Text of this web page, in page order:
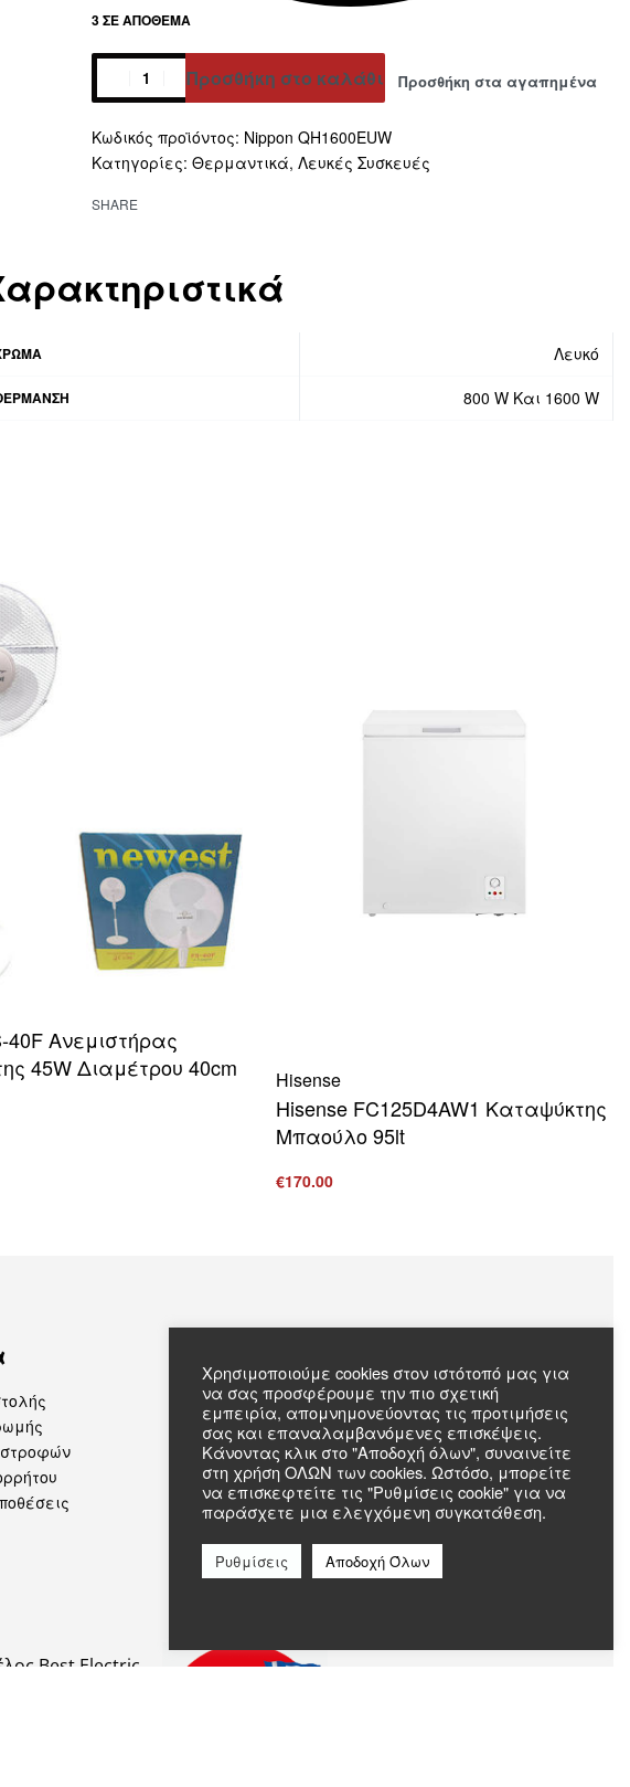
3 ΣΕ ΑΠΌΘΕΜΑ
Προσθήκη στο καλάθι Προσθήκη στα αγαπημένα
Nippon QH1600EUW
Κατηγορίες: Θερμαντικά, Λευκές Συσκευές
SHARE
Λευκό
800 W Και 1600 W
40F Ανεμιστήρας
45W Διαμέτρου 40cm
Hisense
Hisense FC125D4AW1 Καταψύκτης
Μπαούλο 95lt
€170.00
Συχνές Ερωτήσεις
Σχετικά με εμάς
Επικοινωνία
Best Electric
Χρησιμοποιούμε cookies στον ιστότοπό μας για
να σας προσφέρουμε την πιο σχετική
εμπειρία, απομνημονεύοντας τις προτιμήσεις
σας και επαναλαμβανόμενες επισκέψεις.
Κάνοντας κλικ στο "Αποδοχή όλων", συναινείτε
στη χρήση ΟΛΩΝ των cookies. Ωστόσο, μπορείτε
να επισκεφτείτε τις "Ρυθμίσεις cookie" για να
παράσχετε μια ελεγχόμενη συγκατάθεση.
Ρυθμίσεις Αποδοχή Όλων